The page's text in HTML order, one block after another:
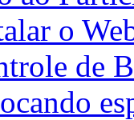
o
de